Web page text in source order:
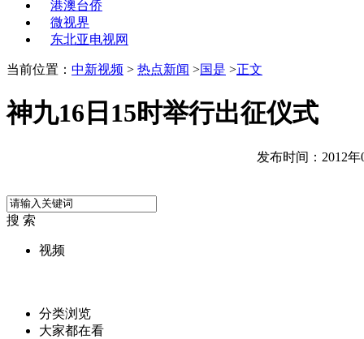
港澳台侨
微视界
东北亚电视网
当前位置： 中新视频 > 热点新闻 >国是 >正文
神九16日15时举行出征仪式
发布时间：2012年
搜 索
视频
分类浏览
大家都在看